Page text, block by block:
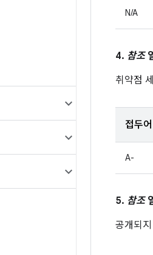
N/A
4. 참조
취약점
접두어
A-
5. 참조
공개되